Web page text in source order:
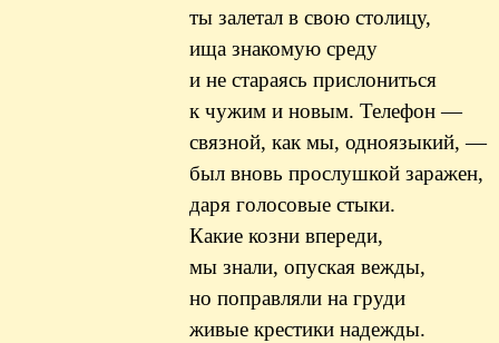
ты залетал в свою столицу,
ища знакомую среду
и не стараясь прислониться
кчужим и новым. Телефон —
связной, как мы, одноязыкий, —
был вновь прослушкой заражен,
даря голосовые стыки.
Какие козни впереди,
мы знали, опуская вежды,
но поправляли на груди
живые крестики надежды.